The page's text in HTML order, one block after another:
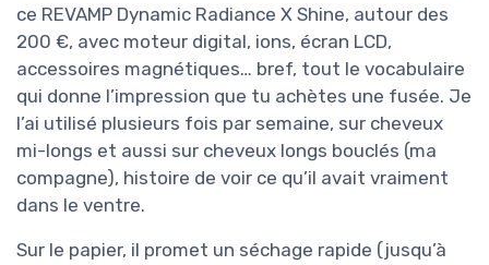
ce REVAMP Dynamic Radiance X Shine, autour des
200 €, avec moteur digital, ions, écran LCD,
accessoires magnétiques… bref, tout le vocabulaire
qui donne l’impression que tu achètes une fusée. Je
l’ai utilisé plusieurs fois par semaine, sur cheveux
mi-longs et aussi sur cheveux longs bouclés (ma
compagne), histoire de voir ce qu’il avait vraiment
dans le ventre.
Sur le papier, il promet un séchage rapide (jusqu’à